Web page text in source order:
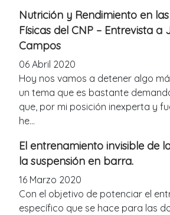
Nutrición y Rendimiento en
Físicas del CNP – Entrevista a
Campos
06 Abril 2020
Hoy nos vamos a detener algo
un tema que es bastante
que, por mi posición inexperta y
he...
El entrenamiento invisible de
la suspensión en barra.
16 Marzo 2020
Con el objetivo de potenciar el
específico que se hace para las